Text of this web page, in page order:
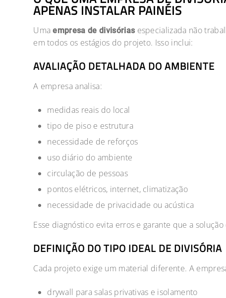
APENAS INSTALAR PAINÉIS
Umaempresa de divisóriasespecializada não
em todos os estágios do projeto. Isso inclui:
AVALIAÇÃO DETALHADA DO AMBIENTE
A empresa analisa:
medidas reais do local
tipo de piso e estrutura
necessidade de reforços
uso diário do ambiente
circulação de pessoas
pontos elétricos, internet, climatização
necessidade de privacidade ou acústica
Esse diagnóstico evita erros e garante que a
DEFINIÇÃO DO TIPO IDEAL DE DIVISÓRIA
Cada projeto exige um material diferente. A
drywall para salas privativas e isolamento